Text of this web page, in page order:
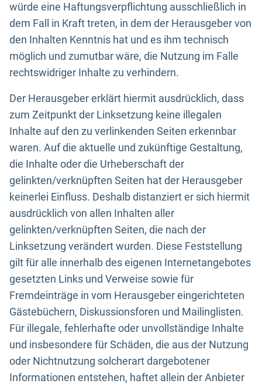
würde eine Haftungsverpflichtung ausschließlich in
dem Fall in Kraft treten, in dem der Herausgeber von
den Inhalten Kenntnis hat und es ihm technisch
möglich und zumutbar wäre, die Nutzung im Falle
rechtswidriger Inhalte zu verhindern.
Der Herausgeber erklärt hiermit ausdrücklich, dass
zum Zeitpunkt der Linksetzung keine illegalen
Inhalte auf den zu verlinkenden Seiten erkennbar
waren. Auf die aktuelle und zukünftige Gestaltung,
die Inhalte oder die Urheberschaft der
gelinkten/verknüpften Seiten hat der Herausgeber
keinerlei Einfluss. Deshalb distanziert er sich hiermit
ausdrücklich von allen Inhalten aller
gelinkten/verknüpften Seiten, die nach der
Linksetzung verändert wurden. Diese Feststellung
gilt für alle innerhalb des eigenen Internetangebotes
gesetzten Links und Verweise sowie für
Fremdeinträge in vom Herausgeber eingerichteten
Gästebüchern, Diskussionsforen und Mailinglisten.
Für illegale, fehlerhafte oder unvollständige Inhalte
und insbesondere für Schäden, die aus der Nutzung
oder Nichtnutzung solcherart dargebotener
Informationen entstehen, haftet allein der Anbieter